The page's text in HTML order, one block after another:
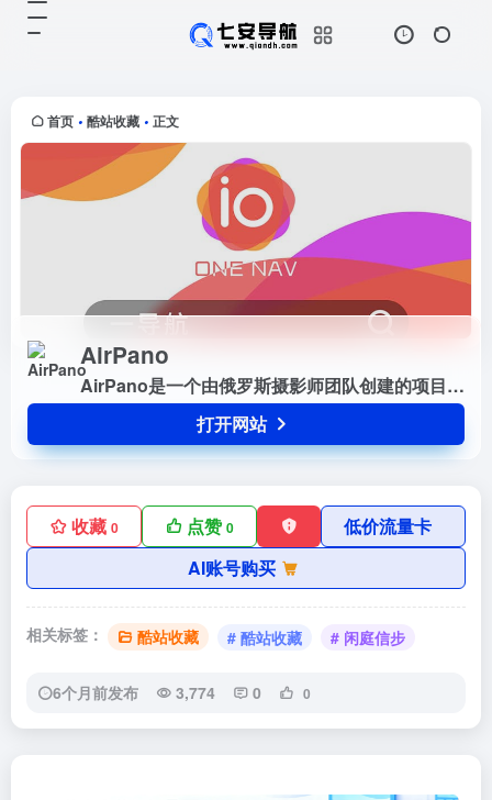
首页 • 酷站收藏 • 正文
AirPano
AirPano是一个由俄罗斯摄影师团队创建的项目，专注于拍摄高分辨率的空中360°照片和360°视频。今天，AirPano是从地理覆盖范围、航拍照片数量、图像艺术和技术质量来看世界上最大的资源媒体库，从鸟瞰的角度拍摄、制作、提供360°全景和360°视频和最高清质量的照片
打开网站
收藏 0 点赞0
低价流量卡
AI账号购买
相关标签： 酷站收藏 # 酷站收藏 # 闲庭信步
6个月前发布 3,774 0 0
空中360°照片和360°视频。今天，
AirPano是从地理覆盖范围、航拍照
片数量、图像艺...